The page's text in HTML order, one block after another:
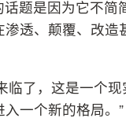
题是因为它不
透、颠覆、改
了，这是一个
一个新的格局。”